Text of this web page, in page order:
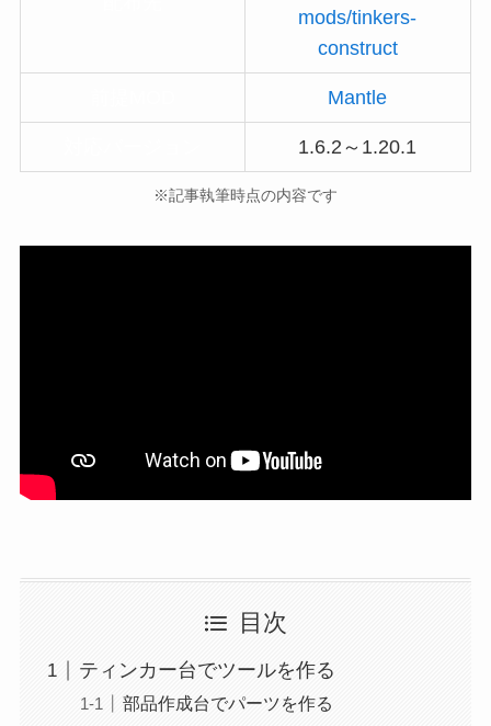
mods/tinkers-
construct
Mantle
1.6.2～1.20.1
※記事執筆時点の内容です
目次
ティンカー台でツールを作る
部品作成台でパーツを作る